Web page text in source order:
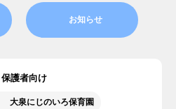
お知らせ
保護者向け
大泉にじのいろ保育園